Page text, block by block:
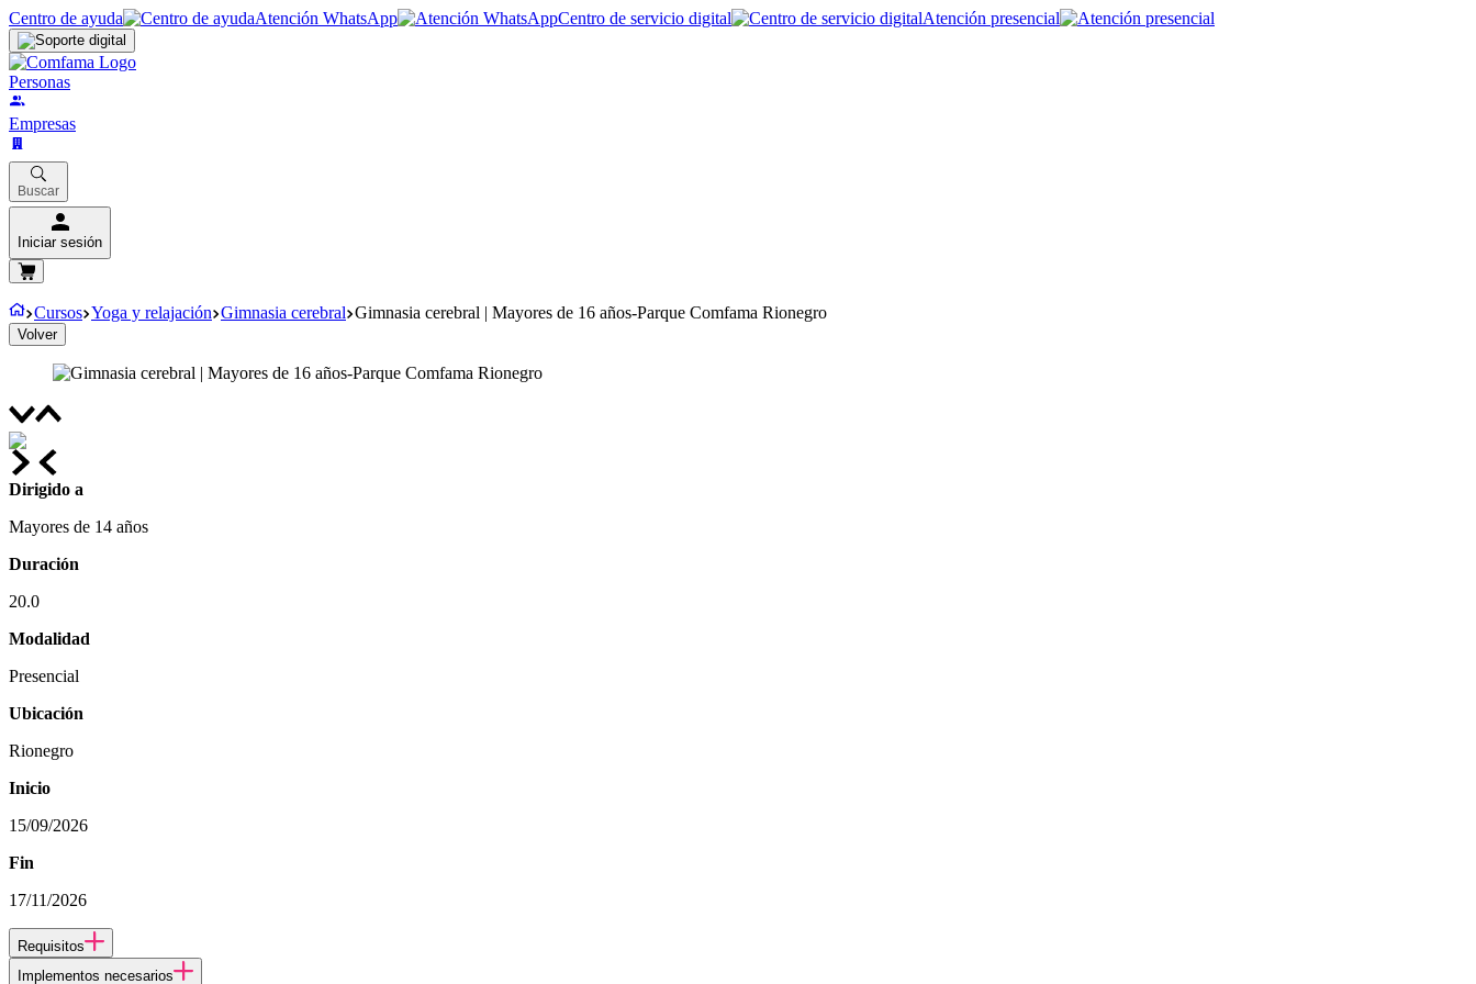
Centro de ayuda Atención WhatsApp Centro de servicio digital Atención presencial
Personas
Empresas
Buscar
Iniciar sesión
Cursos Yoga y relajación Gimnasia cerebral Gimnasia cerebral | Mayores de 16 años-Parque Comfama Rionegro
Volver
Dirigido a
Mayores de 14 años
Duración
20.0
Modalidad
Presencial
Ubicación
Rionegro
Inicio
15/09/2026
Fin
17/11/2026
Requisitos
Implementos necesarios